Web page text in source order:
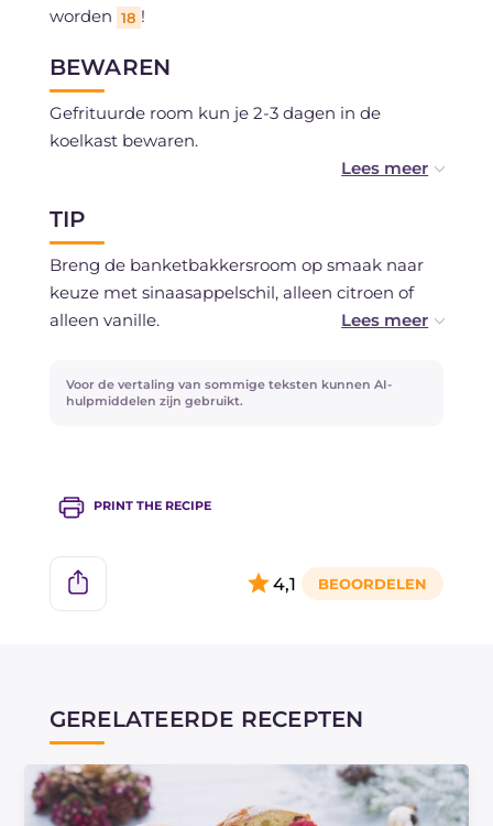
worden 18 !
BEWAREN
Gefrituurde room kun je 2-3 dagen in de
koelkast bewaren.
worden en 2-3 dagen in de koelkast bewaard
worden, afgedekt met folie tegen het
oppervlak.
TIP
Breng de banketbakkersroom op smaak naar
keuze met sinaasappelschil, alleen citroen of
alleen vanille.
De mix van bloem en zetmeel geeft de blokjes
de ideale structuur; als je alleen bloem gebruikt
zoals bijvoorbeeld de
olijven uit Ascoli
Voor de vertaling van sommige teksten kunnen AI-
hulpmiddelen zijn gebruikt.
PRINT THE RECIPE
4,1
GERELATEERDE RECEPTEN